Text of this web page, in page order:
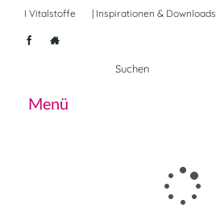
I Vitalstoffe | Inspirationen & Downloads
Suche
Menü